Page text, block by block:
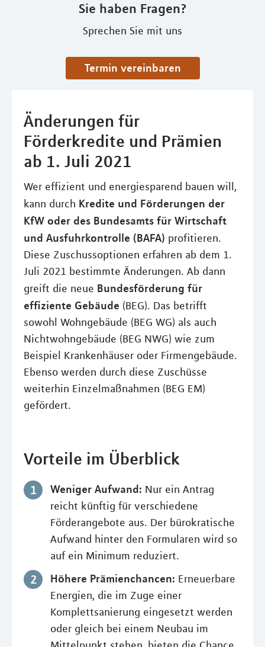
Sie haben Fragen?
Sprechen Sie mit uns
Termin vereinbaren
Änderungen für
Förderkredite und Prämien
ab 1. Juli 2021
Wer effizient und energiesparend bauen will,
kann durch Kredite und Förderungen der
KfW oder des Bundesamts für Wirtschaft
und Ausfuhrkontrolle (BAFA) profitieren.
Diese Zuschussoptionen erfahren ab dem 1.
Juli 2021 bestimmte Änderungen. Ab dann
greift die neue Bundesförderung für
effiziente Gebäude (BEG). Das betrifft
sowohl Wohngebäude (BEG WG) als auch
Nichtwohngebäude (BEG NWG) wie zum
Beispiel Krankenhäuser oder Firmengebäude.
Ebenso werden durch diese Zuschüsse
weiterhin Einzelmaßnahmen (BEG EM)
gefördert.
Vorteile im Überblick
Weniger Aufwand: Nur ein Antrag
reicht künftig für verschiedene
Förderangebote aus. Der bürokratische
Aufwand hinter den Formularen wird so
auf ein Minimum reduziert.
Höhere Prämienchancen: Erneuerbare
Energien, die im Zuge einer
Komplettsanierung eingesetzt werden
oder gleich bei einem Neubau im